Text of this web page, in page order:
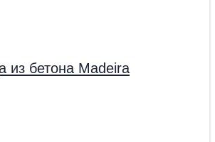
из бетона Madeira